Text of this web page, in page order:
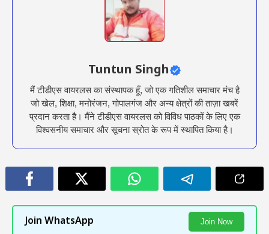
Tuntun Singh
मैं टीडीएस वायरलस का संस्थापक हूँ, जो एक गतिशील समाचार मंच है
जो खेल, शिक्षा, मनोरंजन, गोपालगंज और अन्य क्षेत्रों की ताज़ा खबरें
प्रदान करता है। मैंने टीडीएस वायरलस को विविध पाठकों के लिए एक
विश्वसनीय समाचार और सूचना स्रोत के रूप में स्थापित किया है।
Join WhatsApp Join Now